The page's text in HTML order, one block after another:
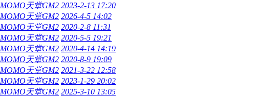
MOMO天堂GM2 2023-2-13 17:20
MOMO天堂GM2 2026-4-5 14:02
MOMO天堂GM2 2020-2-8 11:31
MOMO天堂GM2 2020-5-5 19:21
MOMO天堂GM2 2020-4-14 14:19
MOMO天堂GM2 2020-8-9 19:09
MOMO天堂GM2 2021-3-22 12:58
MOMO天堂GM2 2023-1-29 20:02
MOMO天堂GM2 2025-3-10 13:05